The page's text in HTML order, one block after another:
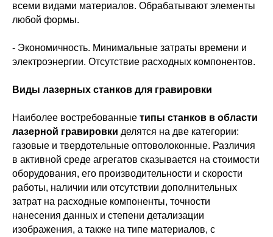
всеми видами материалов. Обрабатывают элементы
любой формы.
- Экономичность. Минимальные затраты времени и
электроэнергии. Отсутствие расходных компонентов.
Виды лазерных станков для гравировки
Наиболее востребованные типы станков в области
лазерной гравировки делятся на две категории:
газовые и твердотельные оптоволоконные. Различия
в активной среде агрегатов сказывается на стоимости
оборудования, его производительности и скорости
работы, наличии или отсутствии дополнительных
затрат на расходные компоненты, точности
нанесения данных и степени детализации
изображения, а также на типе материалов, с